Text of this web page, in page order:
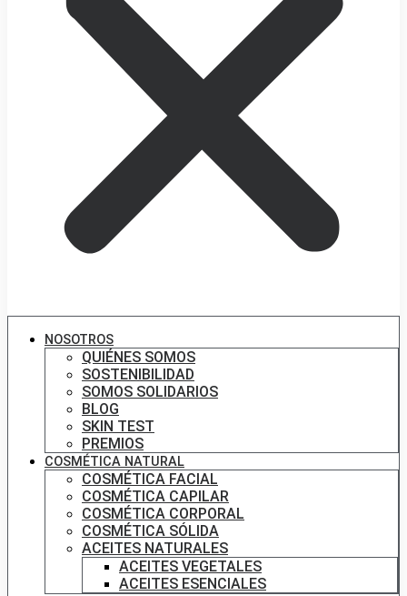
NOSOTROS
QUIÉNES SOMOS
SOSTENIBILIDAD
SOMOS SOLIDARIOS
BLOG
SKIN TEST
PREMIOS
COSMÉTICA NATURAL
COSMÉTICA FACIAL
COSMÉTICA CAPILAR
COSMÉTICA CORPORAL
COSMÉTICA SÓLIDA
ACEITES NATURALES
ACEITES VEGETALES
ACEITES ESENCIALES